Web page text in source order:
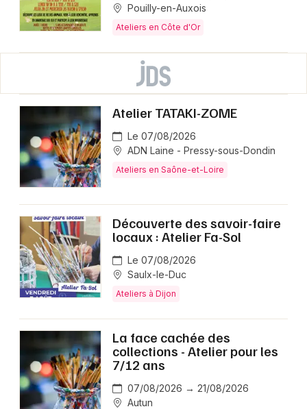
Pouilly-en-Auxois
Ateliers en Côte d'Or
Atelier TATAKI-ZOME
Le 07/08/2026
ADN Laine - Pressy-sous-Dondin
Ateliers en Saône-et-Loire
Découverte des savoir-faire
locaux : Atelier Fa-Sol
Le 07/08/2026
Saulx-le-Duc
Ateliers à Dijon
La face cachée des
collections - Atelier pour les
7/12 ans
07/08/2026 → 21/08/2026
Autun